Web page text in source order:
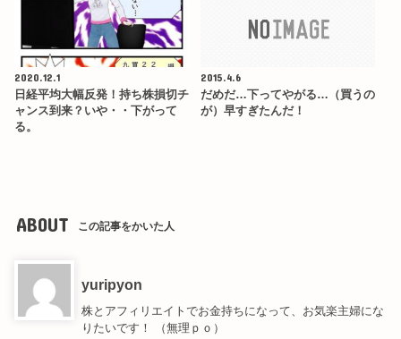
2020.12.1
日経平均大幅反発！持ち株損切チ
ャンス到来？いや・・下がって
る。
2015.4.6
だめだ…下ってやがる…（買うの
が）早すぎたんだ！
ABOUT この記事をかいた人
yuripyon
株とアフィリエイトでお金持ちになって、お気楽主婦にな
りたいです！ （無理ｐｏ）